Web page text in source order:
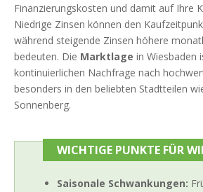
Finanzierungskosten und damit auf Ihre
Niedrige Zinsen können den
während steigende Zinsen höhere
bedeuten. Die Marktlage in Wiesbaden
kontinuierlichen Nachfrage nach
besonders in den beliebten Stadtteilen
Sonnenberg.
WICHTIGE PUNKTE FÜR
Saisonale Schwankungen: